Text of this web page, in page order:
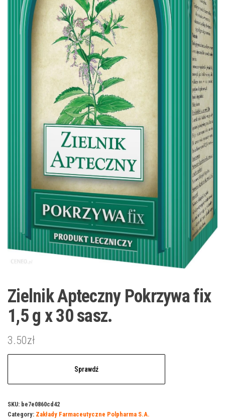
Zielnik Apteczny Pokrzywa fix
1,5 g x 30 sasz.
3.50zł
Sprawdź
SKU: be7e0860cd42
Category: Zakłady Farmaceutyczne Polpharma S.A.